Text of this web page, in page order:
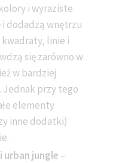
i wyraziste
dodadzą wnętrzu
linie i
się zarówno w
w bardziej
Jednak przy tego
elementy
inne dodatki)
urban jungle –